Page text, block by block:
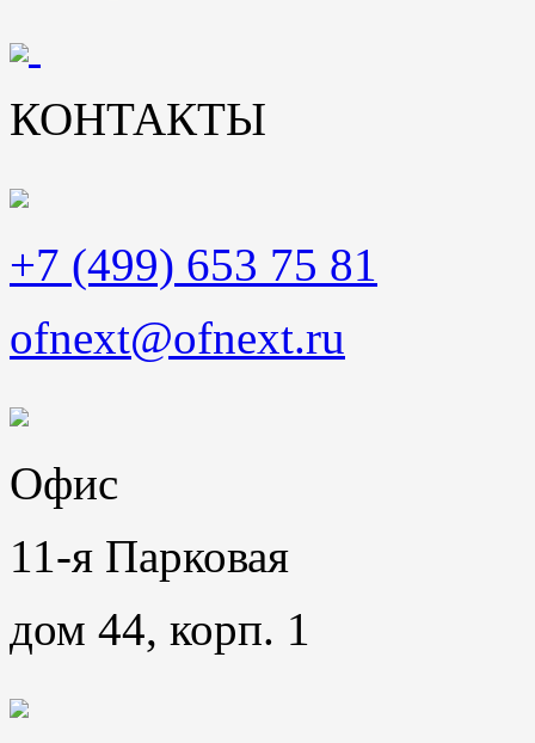
КОНТАКТЫ
+7 (499) 653 75 81
ofnext@ofnext.ru
Офис
11-я Парковая
дом 44, корп. 1